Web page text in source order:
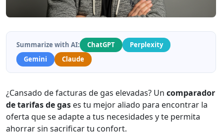
Summarize with AI: ChatGPT
Perplexity
Gemini
Claude
¿Cansado de facturas de gas elevadas? Un comparador
de tarifas de gas es tu mejor aliado para encontrar la
oferta que se adapte a tus necesidades y te permita
ahorrar sin sacrificar tu confort.